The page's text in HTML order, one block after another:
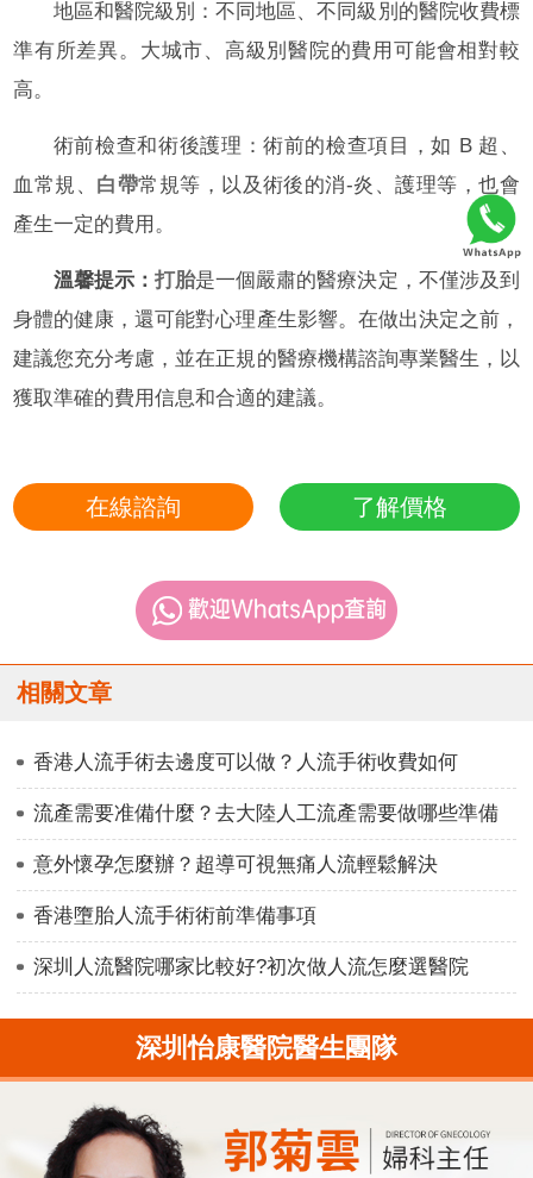
地區和醫院級別：不同地區、不同級別的醫院收費標
準有所差異。大城市、高級別醫院的費用可能會相對較
高。
術前檢查和術後護理：術前的檢查項目，如 B 超、
血常規、 白帶常規等，以及術後的消-炎、護理等，也會
產生一定的費用。
溫馨提示：打胎是一個嚴肅的醫療決定，不僅涉及到
身體的健康，還可能對心理產生影響。在做出決定之前，
建議您充分考慮，並在正規的醫療機構諮詢專業醫生，以
獲取準確的費用信息和合適的建議。
在線諮詢 了解價格
相關文章
香港人流手術去邊度可以做？人流手術收費如何
流產需要准備什麼？去大陸人工流產需要做哪些準備
意外懷孕怎麼辦？超導可視無痛人流輕鬆解決
香港墮胎人流手術術前準備事項
深圳人流醫院哪家比較好?初次做人流怎麼選醫院
深圳怡康醫院醫生團隊